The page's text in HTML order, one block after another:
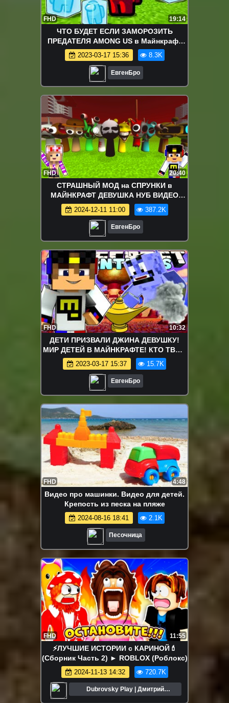
FHD 19:14
ЧТО БУДЕТ ЕСЛИ ЗАМОРОЗИТЬ
ПРЕДАТЕЛЯ AMONG US в Майнкрафт
ДЕВУШКА НУБ И ПРО ВИДЕО ТРОЛЛИНГ
MINECRAFT
2023-03-17 15:36 8.3K
ЕвгенБро
FHD 20:40
СТРАШНЫЙ МОД на СПРУНКИ в
МАЙНКРАФТ ДЕВУШКА НУБ ВИДЕО
ТРОЛЛИНГ MINECRAFT SPRUNKI
2024-12-11 11:00 387.2K
ЕвгенБро
FHD 10:32
ДЕТИ ПРИЗВАЛИ ДЖИНА ДЕВУШКУ!
МИР ДЕТЕЙ В МАЙНКРАФТЕ! КТО ТВОЙ
ПАПОЧКА МАЙНКРАФТ! KIDS
MINECRAFT!
2023-03-17 15:37 15.7K
ЕвгенБро
FHD 4:48
Видео про машинки. Видео для детей.
Крепость из песка на пляже
2024-08-16 18:41 2.1K
Песочница
FHD 11:55
⚡️ЛУЧШИЕ ИСТОРИИ с КАРИНОЙ💄
(Сборник Часть 2) ► ROBLOX (Роблокс)
2024-11-13 14:32 720.7K
Dubrovsky Play | Дмитрий